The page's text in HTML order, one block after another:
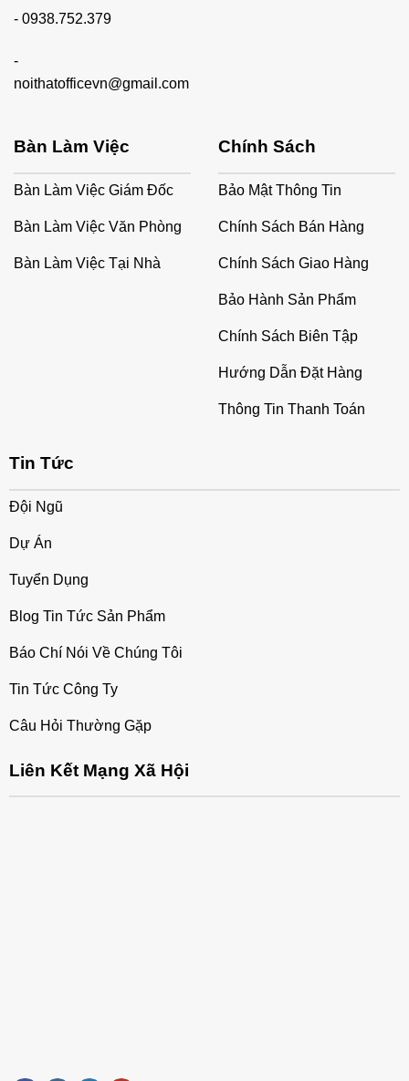
- 0938.752.379
-
noithatofficevn@gmail.com
Bàn Làm Việc
Bàn Làm Việc Giám Đốc
Bàn Làm Việc Văn Phòng
Bàn Làm Việc Tại Nhà
Chính Sách
Bảo Mật Thông Tin
Chính Sách Bán Hàng
Chính Sách Giao Hàng
Bảo Hành Sản Phẩm
Chính Sách Biên Tập
Hướng Dẫn Đặt Hàng
Thông Tin Thanh Toán
Tin Tức
Đội Ngũ
Dự Án
Tuyển Dụng
Blog Tin Tức Sản Phẩm
Báo Chí Nói Về Chúng Tôi
Tin Tức Công Ty
Câu Hỏi Thường Gặp
Liên Kết Mạng Xã Hội